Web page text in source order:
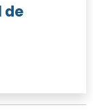
de
para
Serra é